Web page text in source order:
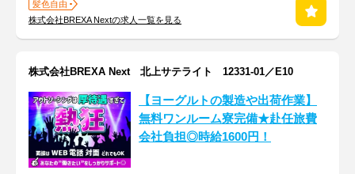
髪色自由
株式会社BREXA Nextの求人一覧を見る
株式会社BREXA Next 北上サテライト 12331-01／E10
【ヨーグルトの製造や出荷作業】
無料ワンルーム寮完備★赴任旅費
会社負担◎時給1600円！